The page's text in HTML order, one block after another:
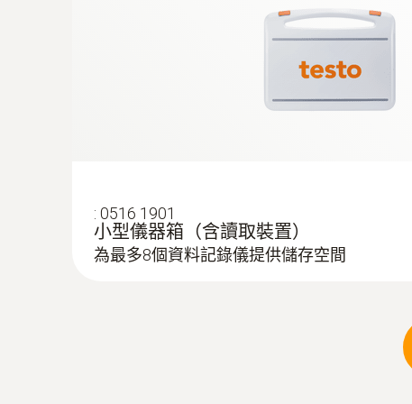
: 0516 1901
小型儀器箱（含讀取裝置）
為最多8個資料記錄儀提供儲存空間